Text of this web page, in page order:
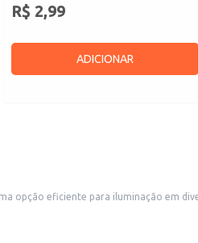
R$ 2,99
ADICIONAR
opção eficiente para iluminação em